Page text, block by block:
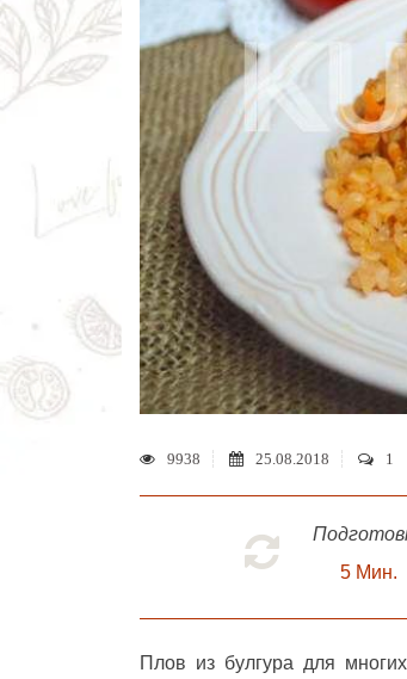
9938 25.08.2018 1
5 Мин.
Плов из булгура для